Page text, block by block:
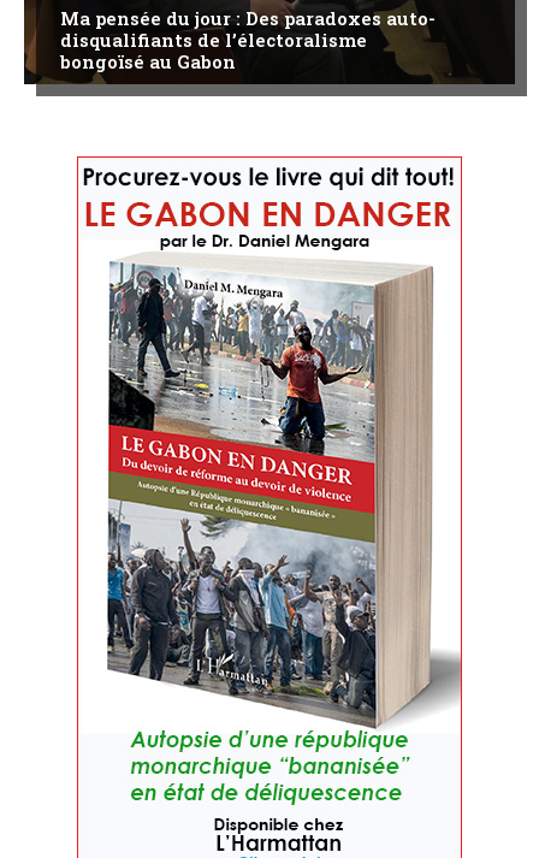
Ma pensée du jour : Des paradoxes auto-
disqualifiants de l’électoralisme
bongoïsé au Gabon